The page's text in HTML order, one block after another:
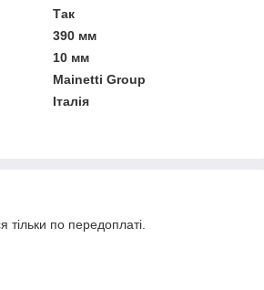
Так
390 мм
10 мм
Mainetti Group
Італія
тільки по передоплаті.